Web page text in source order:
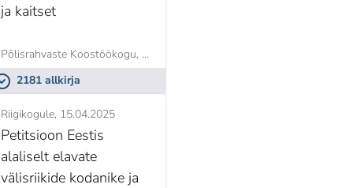
ja kaitset
Põlisrahvaste Koostöökogu, Kristjan Moora
2181 allkirja
Riigikogule 15.04.2025
Petitsioon Eestis
alaliselt elavate
välisriikide kodanike ja